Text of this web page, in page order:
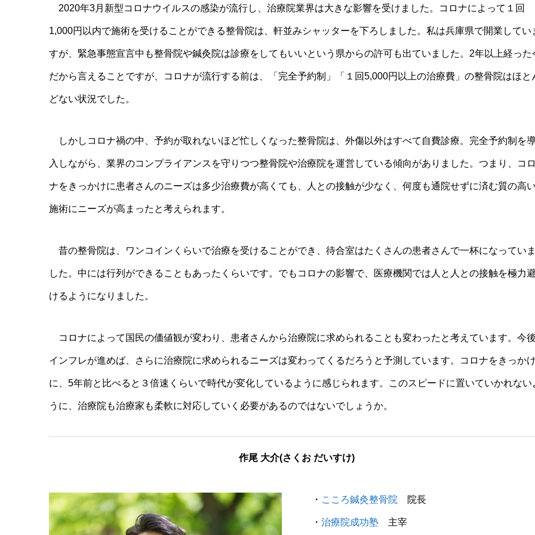
2020年3月新型コロナウイルスの感染が流行し、治療院業界は大きな影響を受けました。コロナによって１回
1,000円以内で施術を受けることができる整骨院は、軒並みシャッターを下ろしました。私は兵庫県で開業してい
すが、緊急事態宣言中も整骨院や鍼灸院は診療をしてもいいという県からの許可も出ていました。2年以上経った
だから言えることですが、コロナが流行する前は、「完全予約制」「１回5,000円以上の治療費」の整骨院はほと
どない状況でした。
しかしコロナ禍の中、予約が取れないほど忙しくなった整骨院は、外傷以外はすべて自費診療。完全予約制を
入しながら、業界のコンプライアンスを守りつつ整骨院や治療院を運営している傾向がありました。つまり、コロ
ナをきっかけに患者さんのニーズは多少治療費が高くても、人との接触が少なく、何度も通院せずに済む質の高い
施術にニーズが高まったと考えられます。
昔の整骨院は、ワンコインくらいで治療を受けることができ、待合室はたくさんの患者さんで一杯になっていま
した。中には行列ができることもあったくらいです。でもコロナの影響で、医療機関では人と人との接触を極力避
けるようになりました。
コロナによって国民の価値観が変わり、患者さんから治療院に求められることも変わったと考えています。今後
インフレが進めば、さらに治療院に求められるニーズは変わってくるだろうと予測しています。コロナをきっかけ
に、5年前と比べると３倍速くらいで時代が変化しているように感じられます。このスピードに置いていかれない
うに、治療院も治療家も柔軟に対応していく必要があるのではないでしょうか。
作尾 大介(さくお だいすけ)
・ こころ鍼灸整骨院 院長
・ 治療院成功塾 主宰